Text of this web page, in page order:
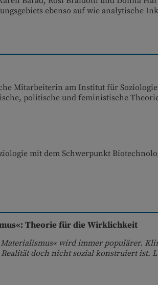
ebenso auf wie analytische
Mitarbeiterin am Institut für
politische und feministische
mit dem Schwerpunkt
Theorie für die Wirklichkeit
wird immer populärer.
doch nicht sozial konstruiert ist.